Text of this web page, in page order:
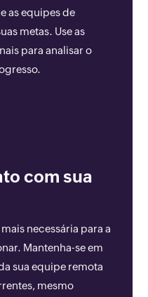
as equipes de
metas. Use as
para analisar o
com sua
necessária para a
Mantenha-se em
sua equipe remota
mesmo